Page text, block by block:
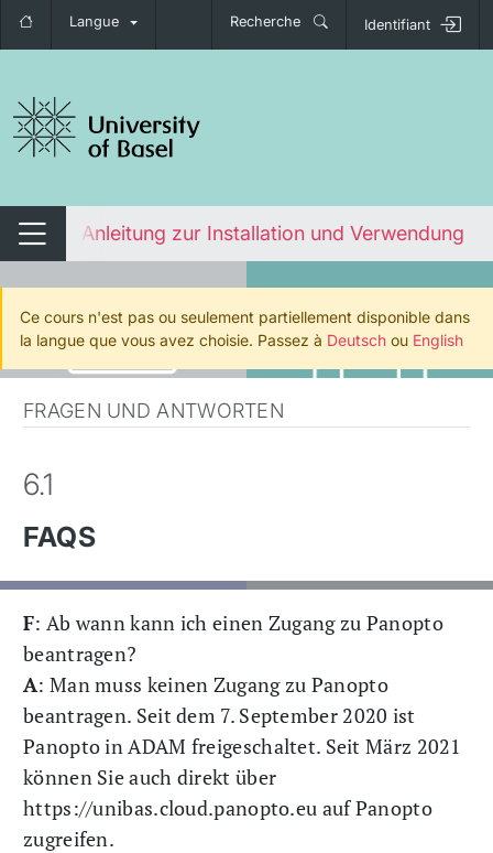
Langue Recherche Identifiant
de navigation
Changer de navigation
Anleitung zur Installation und Verwendung
Ce cours n'est pas ou seulement partiellement disponible dans
la langue que vous avez choisie. Passez à Deutsch ou English
FRAGEN UND ANTWORTEN
6.1
FAQS
F: Ab wann kann ich einen Zugang zu Panopto
beantragen?
A: Man muss keinen Zugang zu Panopto
beantragen. Seit dem 7. September 2020 ist
Panopto in ADAM freigeschaltet. Seit März 2021
können Sie auch direkt über
https://unibas.cloud.panopto.eu auf Panopto
zugreifen.